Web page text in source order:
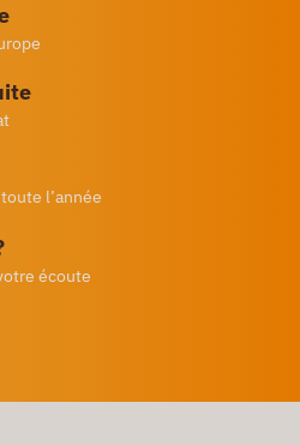
l’année
écoute